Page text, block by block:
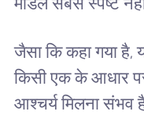
जैसा कि कहा गया है,
किसी एक के आधार
आश्चर्य मिलना संभव